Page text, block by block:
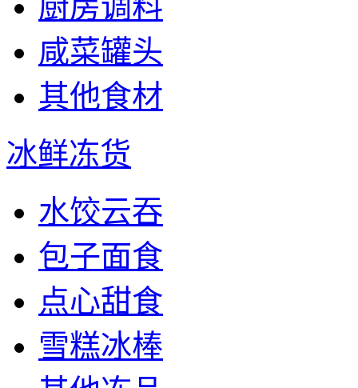
咸菜罐头
其他食材
冰鲜冻货
水饺云吞
包子面食
点心甜食
雪糕冰棒